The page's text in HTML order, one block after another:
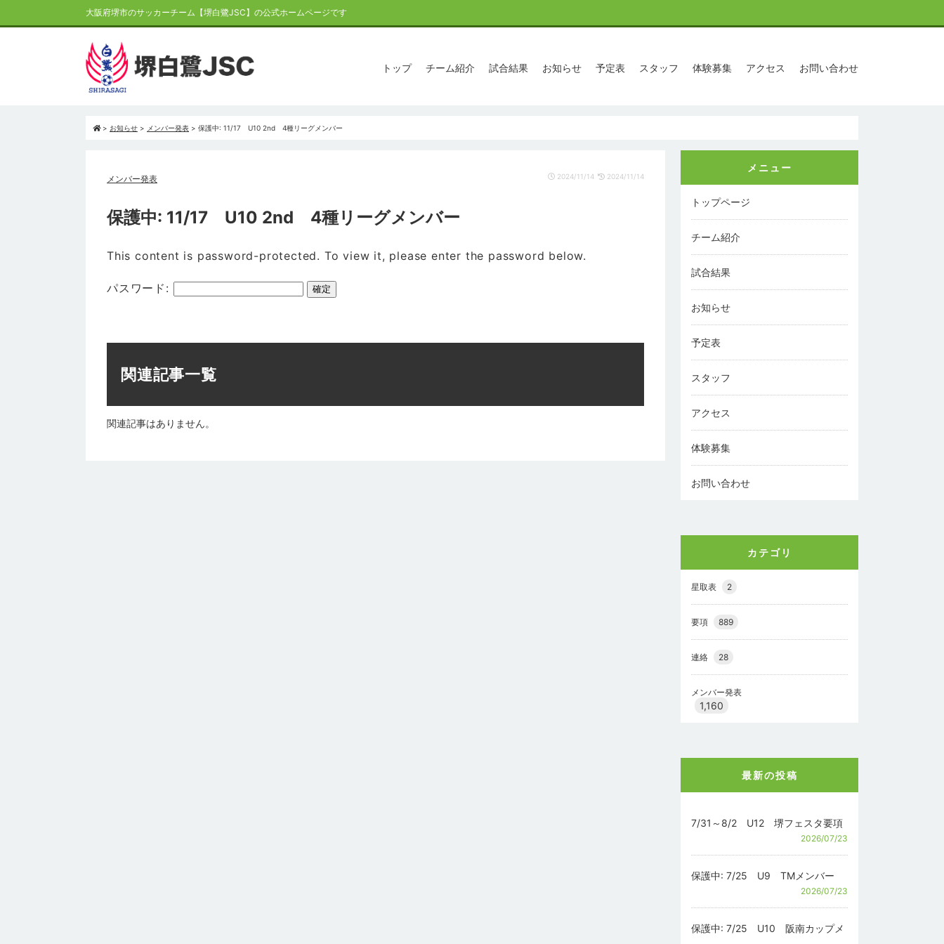
大阪府堺市のサッカーチーム【堺白鷺JSC】の公式ホームページです
トップ チーム紹介 試合結果 お知らせ 予定表 スタッフ 体験募集 アクセス お問い合わせ
> お知らせ > メンバー発表 > 保護中: 11/17 U10 2nd 4種リーグメンバー
メンバー発表 2024/11/14 2024/11/14
保護中: 11/17 U10 2nd 4種リーグメンバー
This content is password-protected. To view it, please enter the password below.
パスワード:
関連記事一覧
関連記事はありません。
メニュー
トップページ
チーム紹介
試合結果
お知らせ
予定表
スタッフ
アクセス
体験募集
お問い合わせ
カテゴリ
星取表 2
要項 889
連絡 28
メンバー発表
1,160
最新の投稿
7/31～8/2 U12 堺フェスタ要項
2026/07/23
保護中: 7/25 U9 TMメンバー
2026/07/23
保護中: 7/25 U10 阪南カップメ